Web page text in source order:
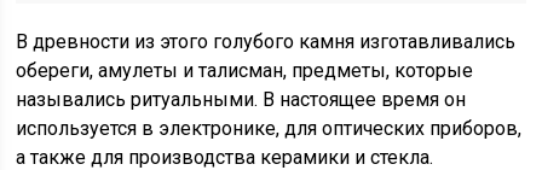
В древности из этого голубого камня изготавливались
обереги, амулеты и талисман, предметы, которые
назывались ритуальными. В настоящее время он
используется в электронике, для оптических приборов,
а также для производства керамики и стекла.